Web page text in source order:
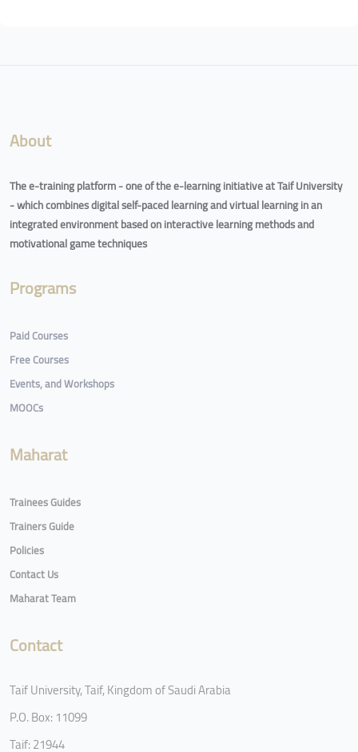
About
The e-training platform - one of the e-learning initiative at Taif University
- which combines digital self-paced learning and virtual learning in an
integrated environment based on interactive learning methods and
motivational game techniques
Programs
Paid Courses
Free Courses
Events, and Workshops
MOOCs
Maharat
Trainees Guides
Trainers Guide
Policies
Contact Us
Maharat Team
Contact
Taif University, Taif, Kingdom of Saudi Arabia
P.O. Box: 11099
Taif: 21944